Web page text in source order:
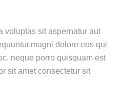
voluptas sit aspernatur aut
dolore eos qui
neque porro quisquam est
sit amet consectetur sit